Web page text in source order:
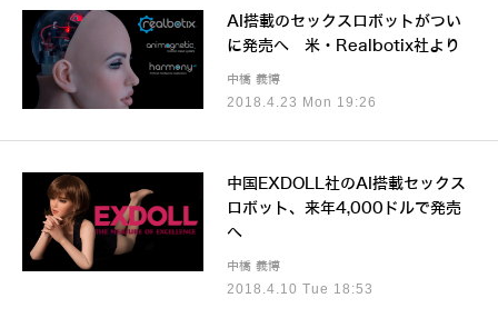
2018.4.23 Mon 19:26
AI搭載のセックスロボットがつい
に発売へ 米・Realbotix社より
中橋 義博
2018.4.10 Tue 18:53
中国EXDOLL社のAI搭載セックス
ロボット、来年4,000ドルで発売
へ
中橋 義博